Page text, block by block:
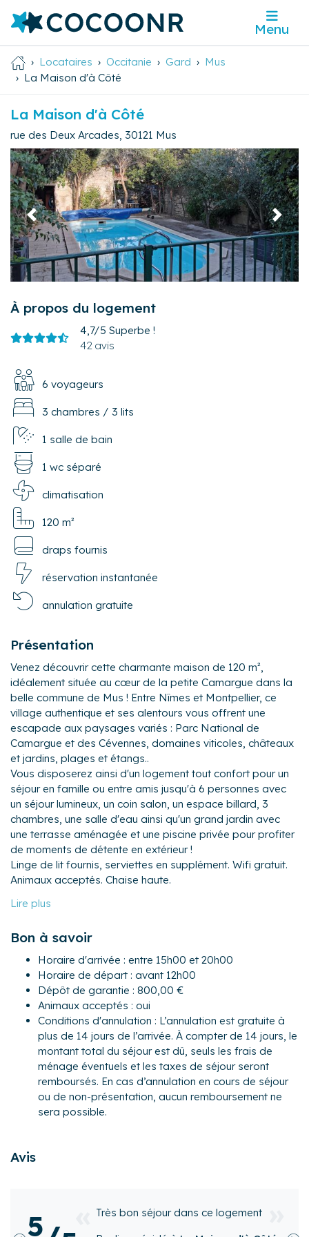
Menu
Locataires Occitanie Gard
Mus
La Maison d'à Côté
La Maison d'à Côté
rue des Deux Arcades 30121 Mus
Précédent
À propos du logement
4,7/5 Superbe !
42 avis
6 voyageurs
3 chambres / 3 lits
1 salle de bain
1 wc séparé
climatisation
120 m²
draps fournis
réservation instantanée
annulation gratuite
Présentation
Venez découvrir cette charmante maison de 120 m²,
idéalement située au cœur de la petite Camargue dans la
belle commune de Mus ! Entre Nîmes et Montpellier, ce
village authentique et ses alentours vous offrent une
escapade aux paysages variés : Parc National de
Camargue et des Cévennes, domaines viticoles, châteaux
et jardins, plages et étangs..
Vous disposerez ainsi d'un logement tout confort pour un
séjour en famille ou entre amis jusqu'à 6 personnes avec
un séjour lumineux, un coin salon, un espace billard, 3
chambres, une salle d'eau ainsi qu'un grand jardin avec
une terrasse aménagée et une piscine privée pour profiter
de moments de détente en extérieur !
Linge de lit fournis, serviettes en supplément. Wifi gratuit.
Animaux acceptés. Chaise haute.
La maison :
- Un salon avec deux canapés, une table basse, une TV,
une cheminée fonctionnelle ainsi qu'un espace avec un
billard.
- Une grande salle à manger doté d'une table à manger
pouvant accueillir jusqu'à 6 convives.
- Une cuisine moderne, ouverte sur la salle à manger et
entièrement équipée : réfrigérateur, lave-vaisselle,
congélateur, four, plaques à induction, micro-ondes, grille-
pain, bouilloire, cafetière à dosettes Senseo..
A l'étage :
- Chambre 2 : un lit Queen-Size et des rangements.
serviettes chauffant et un sèche-cheveux.
- WC séparé.
Bon à savoir
Horaire d'arrivée : entre 15h00 et 20h00
Horaire de départ : avant 12h00
Dépôt de garantie : 800,00 €
Animaux acceptés : oui
Conditions d'annulation : L’annulation est gratuite à
plus de 14 jours de l’arrivée. À compter de 14 jours, le
montant total du séjour est dû, seuls les frais de
ménage éventuels et les taxes de séjour seront
remboursés. En cas d’annulation en cours de séjour
ou de non-présentation, aucun remboursement ne
sera possible.
Avis
dans ce logement
5
super